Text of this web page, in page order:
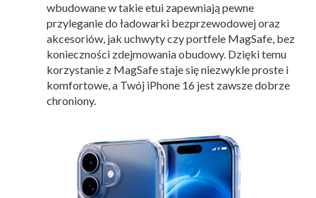
wbudowane w takie etui zapewniają pewne
przyleganie do ładowarki bezprzewodowej oraz
akcesoriów, jak uchwyty czy portfele MagSafe, bez
konieczności zdejmowania obudowy. Dzięki temu
korzystanie z MagSafe staje się niezwykle proste i
komfortowe, a Twój iPhone 16 jest zawsze dobrze
chroniony.